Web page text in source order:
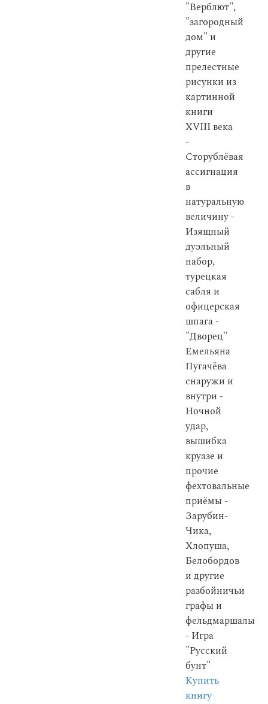
"Верблют",
"загородный
дом" и
другие
прелестные
рисунки из
картинной
книги
XVIII века
-
Сторублёвая
ассигнация
в
натуральную
величину -
Изящный
дуэльный
набор,
турецкая
сабля и
офицерская
шпага -
"Дворец"
Емельяна
Пугачёва
снаружи и
внутри -
Ночной
удар,
вышибка
круазе и
прочие
фехтовальные
приёмы -
Зарубин-
Чика,
Хлопуша,
Белобордов
и другие
разбойничьи
графы и
фельдмаршалы
- Игра
"Русский
бунт"
Купить
книгу